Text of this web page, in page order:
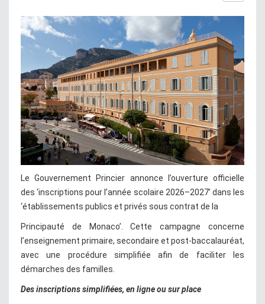
Le Gouvernement Princier annonce l’ouverture officielle
des ‘inscriptions pour l’année scolaire 2026–2027’ dans les
‘établissements publics et privés sous contrat de la
Principauté de Monaco’. Cette campagne concerne
l’enseignement primaire, secondaire et post-baccalauréat,
avec une procédure simplifiée afin de faciliter les
démarches des familles.
Des inscriptions simplifiées, en ligne ou sur place